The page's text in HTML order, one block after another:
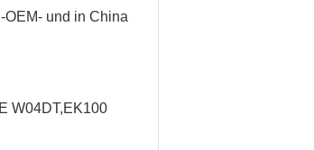
und in China
W04DT,EK100